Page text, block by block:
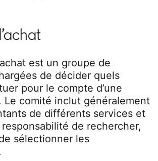
est un groupe de
de décider quels
pour le compte d’une
Le comité inclut généralement
de différents services et
de rechercher,
sélectionner les